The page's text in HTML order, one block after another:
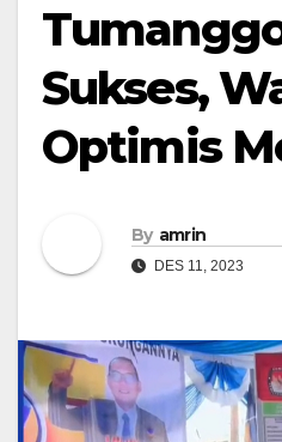
Sukses,
Optimis
By amrin
DES 11, 2023